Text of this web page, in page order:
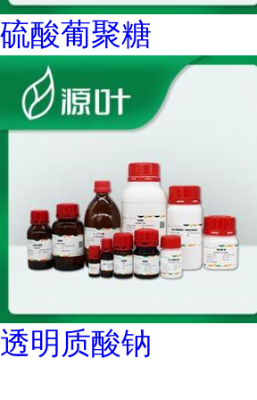
硫酸葡聚糖
透明质酸钠